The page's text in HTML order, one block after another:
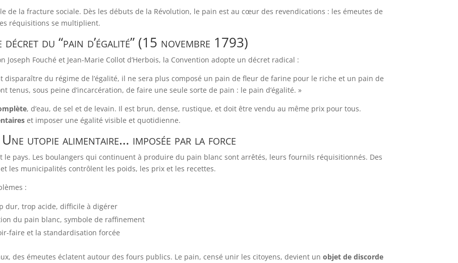
de la fracture sociale. Dès les débuts de la Révolution, le pain est au cœur des revendications : les émeutes de
réquisitions se multiplient.
décret du “pain d’égalité” (15 novembre 1793)
Joseph Fouché et Jean-Marie Collot d’Herbois, la Convention adopte un décret radical :
disparaître du régime de l’égalité, il ne sera plus composé un pain de fleur de farine pour le riche et un pain de
tenus, sous peine d’incarcération, de faire une seule sorte de pain : le pain d’égalité. »
, d’eau, de sel et de levain. Il est brun, dense, rustique, et doit être vendu au même prix pour tous.
et imposer une égalité visible et quotidienne.
Une utopie alimentaire… imposée par la force
le pays. Les boulangers qui continuent à produire du pain blanc sont arrêtés, leurs fournils réquisitionnés. Des
les municipalités contrôlent les poids, les prix et les recettes.
:
dur, trop acide, difficile à digérer
du pain blanc, symbole de raffinement
faire et la standardisation forcée
des émeutes éclatent autour des fours publics. Le pain, censé unir les citoyens, devient unobjet de discorde